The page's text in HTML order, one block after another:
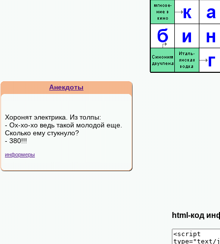
Анекдоты
Хоронят электрика. Из толпы:
- Ох-хо-хо ведь такой молодой еще.
Сколько ему стукнуло?
- 380!!!
информеры
html-код